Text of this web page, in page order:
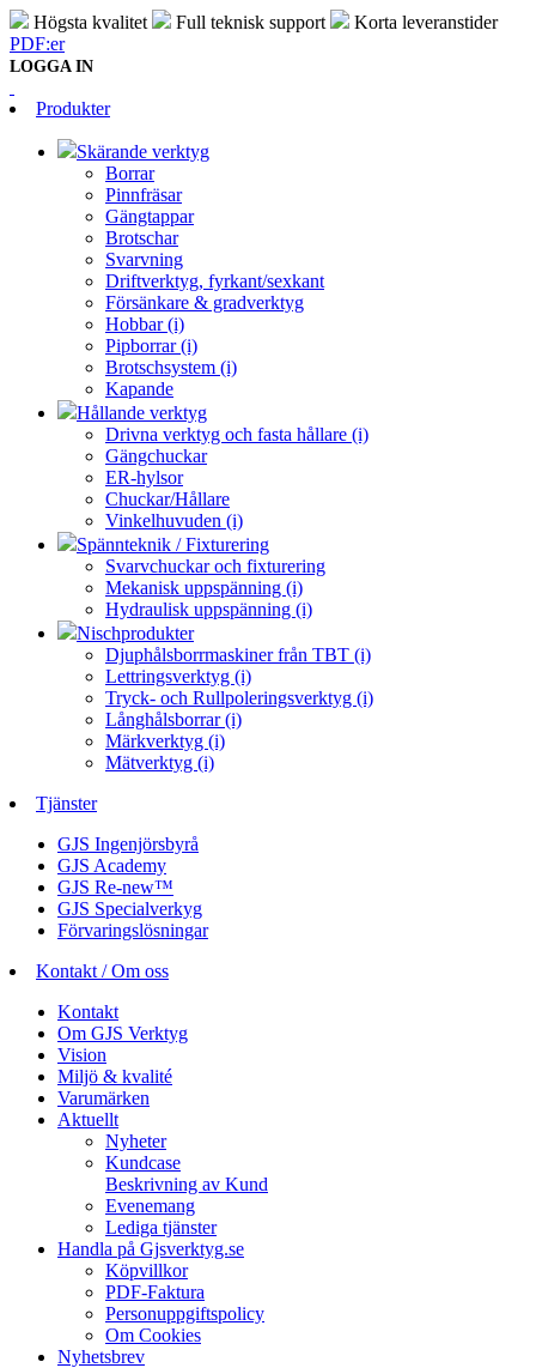
Högsta kvalitet Full teknisk support
Korta leveranstider
PDF:er
LOGGA IN
Produkter
Skärande verktyg
Borrar
Pinnfräsar
Gängtappar
Brotschar
Svarvning
Driftverktyg, fyrkant/sexkant
Försänkare & gradverktyg
Hobbar (i)
Pipborrar (i)
Brotschsystem (i)
Kapande
Hållande verktyg
Drivna verktyg och fasta hållare (i)
Gängchuckar
ER-hylsor
Chuckar/Hållare
Vinkelhuvuden (i)
Spännteknik / Fixturering
Svarvchuckar och fixturering
Mekanisk uppspänning (i)
Hydraulisk uppspänning (i)
Nischprodukter
Djuphålsborrmaskiner från TBT (i)
Lettringsverktyg (i)
Tryck- och Rullpoleringsverktyg (i)
Långhålsborrar (i)
Märkverktyg (i)
Mätverktyg (i)
Tjänster
GJS Ingenjörsbyrå
GJS Academy
GJS Re-new™
GJS Specialverkyg
Förvaringslösningar
Kontakt / Om oss
Kontakt
Om GJS Verktyg
Vision
Miljö & kvalité
Varumärken
Aktuellt
Nyheter
Kundcase
Beskrivning av Kund
Evenemang
Lediga tjänster
Handla på Gjsverktyg.se
Köpvillkor
PDF-Faktura
Personuppgiftspolicy
Om Cookies
Nyhetsbrev